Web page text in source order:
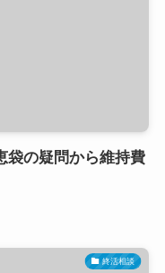
袋の疑問から維持費
終活相談